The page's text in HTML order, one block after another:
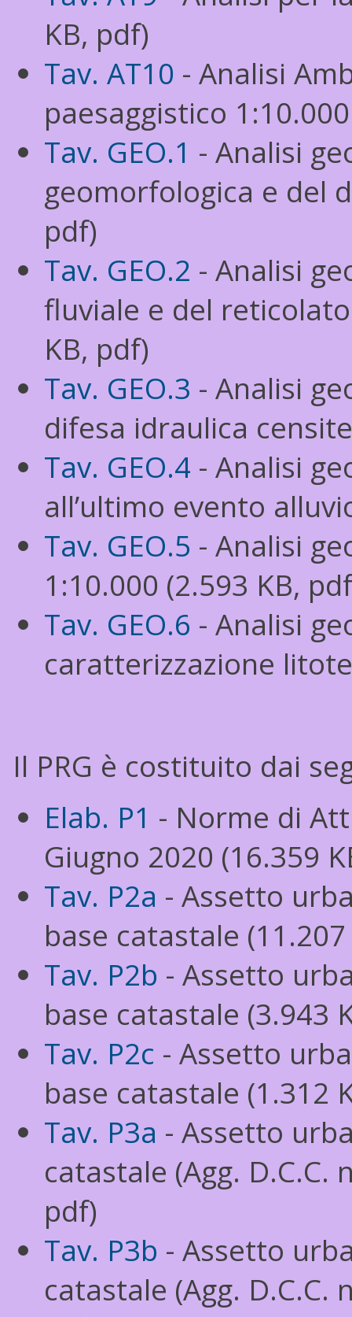
KB, pdf)
Tav. AT10 - Analisi
paesaggistico
Tav. GEO.1 - Analisi
geomorfologica e del
pdf)
Tav. GEO.2 - Analisi
fluviale e del
KB, pdf)
Tav. GEO.3 - Analisi
difesa idraulica
Tav. GEO.4 - Analisi
all’ultimo evento
Tav. GEO.5 - Analisi
1:10.000 (2.593 KB,
Tav. GEO.6 - Analisi
caratterizzazione
Il PRG è costituito dai
Elab. P1 - Norme di
Giugno 2020 (16.359
Tav. P2a - Assetto
base catastale
Tav. P2b - Assetto
base catastale (3.943
Tav. P2c - Assetto
base catastale (1.312
Tav. P3a - Assetto
catastale (Agg. D.C.C.
pdf)
Tav. P3b - Assetto
catastale (Agg. D.C.C.